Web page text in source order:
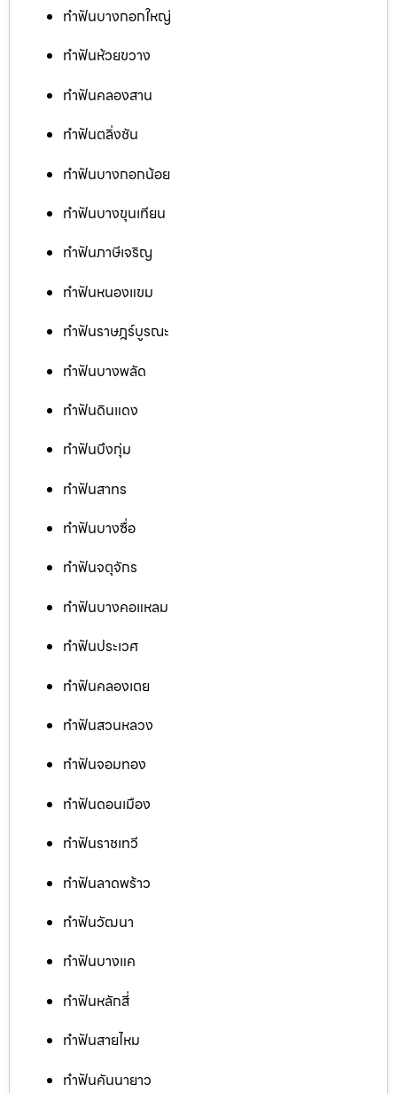
ทำฟันบางกอกใหญ่
ทำฟันห้วยขวาง
ทำฟันคลองสาน
ทำฟันตลิ่งชัน
ทำฟันบางกอกน้อย
ทำฟันบางขุนเทียน
ทำฟันภาษีเจริญ
ทำฟันหนองแขม
ทำฟันราษฎร์บูรณะ
ทำฟันบางพลัด
ทำฟันดินแดง
ทำฟันบึงกุ่ม
ทำฟันสาทร
ทำฟันบางซื่อ
ทำฟันจตุจักร
ทำฟันบางคอแหลม
ทำฟันประเวศ
ทำฟันคลองเตย
ทำฟันสวนหลวง
ทำฟันจอมทอง
ทำฟันดอนเมือง
ทำฟันราชเทวี
ทำฟันลาดพร้าว
ทำฟันวัฒนา
ทำฟันบางแค
ทำฟันหลักสี่
ทำฟันสายไหม
ทำฟันคันนายาว